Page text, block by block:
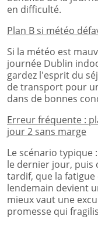
en difficulté.
Plan B si météo
Si la météo est
journée Dublin
gardez l'esprit du
de transport pour
dans de bonnes
Erreur fréquente :
jour 2 sans marge
Le scénario typique
le dernier jour, puis
tardif, que la
lendemain devient
mieux vaut une
promesse qui